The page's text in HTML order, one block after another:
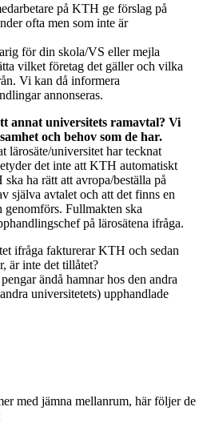
på KTH ge förslag på
ofta men som inte är
för din skola/VS eller mejla
vilket företag det gäller och vilka
Vi kan då informera
annonseras.
annat universitets ramavtal? Vi
och behov som de har.
lärosäte/universitet har tecknat
det inte att KTH automatiskt
ha rätt att avropa/beställa på
själva avtalet och att det finns en
Fullmakten ska
på lärosätena ifråga.
ifråga fakturerar KTH och sedan
är inte det tillåtet?
ändå hamnar hos den andra
universitetets) upphandlade
med jämna mellanrum, här följer de